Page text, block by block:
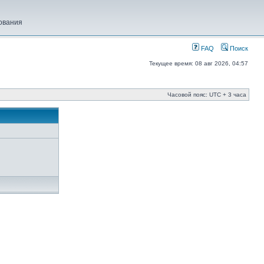
FAQ Поиск
Текущее время: 08 авг 2026, 04:57
Часовой пояс: UTC + 3 часа